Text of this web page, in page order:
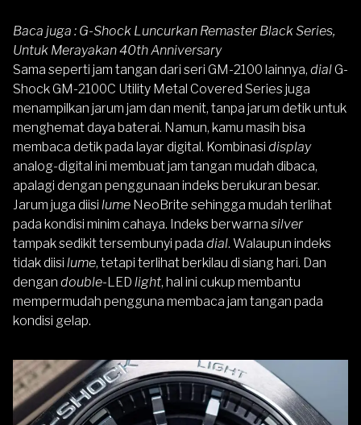
Baca juga : G-Shock Luncurkan Remaster Black Series,
Untuk Merayakan 40th Anniversary
Sama seperti jam tangan dari seri GM-2100 lainnya, dialG-
Shock GM-2100C Utility Metal Covered Series juga
menampilkan jarum jam dan menit, tanpa jarum detik untuk
menghemat daya baterai. Namun, kamu masih bisa
membaca detik pada layar digital. Kombinasi display
analog-digital ini membuat jam tangan mudah dibaca,
apalagi dengan penggunaan indeks berukuran besar.
Jarum juga diisi lume NeoBrite sehingga mudah terlihat
pada kondisi minim cahaya. Indeks berwarna silver
tampak sedikit tersembunyi pada dial. Walaupun indeks
tidak diisi lume, tetapi terlihat berkilau di siang hari. Dan
dengan double-LED light, hal ini cukup membantu
mempermudah pengguna membaca jam tangan pada
kondisi gelap.